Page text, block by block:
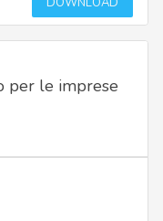
per le imprese